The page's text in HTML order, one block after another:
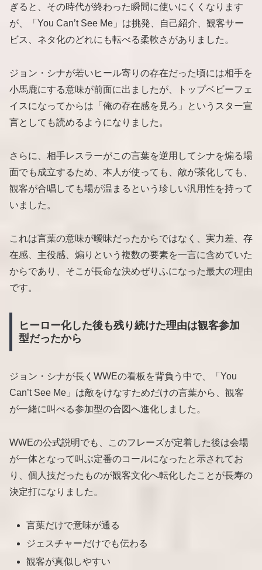
ぎると、その時代が終わった瞬間に使いにくくなります
が、「You Can’t See Me」は挑発、自己紹介、観客サー
ビス、ネタ化のどれにも転べる柔軟さがありました。
ジョン・シナが若いヒール寄りの存在だった頃には相手を
小馬鹿にする意味が前面に出ましたが、トップベビーフェ
イスになってからは「俺の存在感を見ろ」というスター宣
言としても読めるようになりました。
さらに、相手レスラーがこの言葉を逆用してシナを煽る場
面でも成立するため、本人が使っても、敵が茶化しても、
観客が合唱しても場が温まるという珍しい汎用性を持って
いました。
これは言葉の意味が曖昧だったからではなく、実力差、存
在感、主役感、煽りという複数の要素を一言に含めていた
からであり、そこが長命な決めぜりふになった最大の理由
です。
ヒーロー化した後も残り続けた理由は観客参加
型だったから
ジョン・シナが長くWWEの看板を背負う中で、「You
Can’t See Me」は敵をけなすためだけの言葉から、観客
が一緒に叫べる参加型の合図へ進化しました。
WWEの公式説明でも、このフレーズが定着した後は会場
が一体となって叫ぶ定番のコールになったと示されてお
り、個人技だったものが観客文化へ転化したことが長寿の
決定打になりました。
言葉だけで意味が通る
ジェスチャーだけでも伝わる
観客が真似しやすい